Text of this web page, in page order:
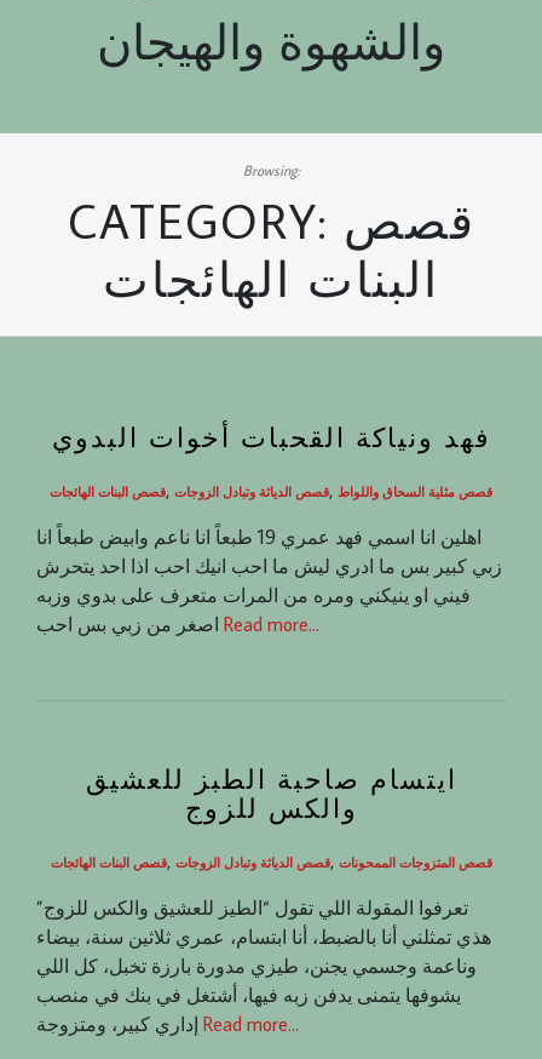
والشهوة والهيجان
Browsing:
CATEGORY: قصص
البنات الهائجات
فهد ونياكة القحبات أخوات البدوي
قصص البنات الهائجات, قصص الدياثة وتبادل الزوجات, قصص مثلية السحاق واللواط
اهلين انا اسمي فهد عمري 19 طبعاً انا ناعم وابيض طبعاً انا
زبي كبير بس ما ادري ليش ما احب انيك احب اذا احد يتحرش
فيني او ينيكني ومره من المرات متعرف على بدوي وزبه
Read more…
ايتسام صاحبة الطبز للعشيق
والكس للزوج
قصص البنات الهائجات, قصص الدياثة وتبادل الزوجات, قصص المتزوجات الممحونات
تعرفوا المقولة اللي تقول “الطيز للعشيق والكس للزوج”
هذي تمثلني أنا بالضبط، أنا ابتسام، عمري ثلاثين سنة، بيضاء
وناعمة وجسمي يجنن، طيزي مدورة بارزة تخبل، كل اللي
يشوفها يتمنى يدفن زبه فيها، أشتغل في بنك في منصب
Read more…